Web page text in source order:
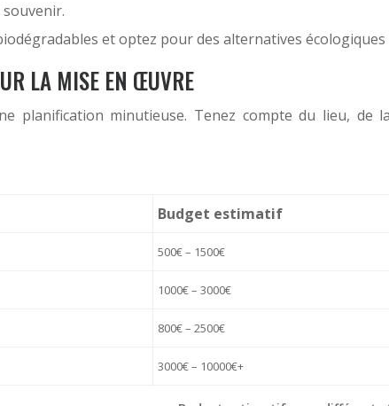
et optez pour des alternatives
LA MISE EN ŒUVRE
planification minutieuse. Tenez compte du lieu,
Budget estimatif
500€ – 1500€
1000€ – 3000€
800€ – 2500€
3000€ – 10000€+